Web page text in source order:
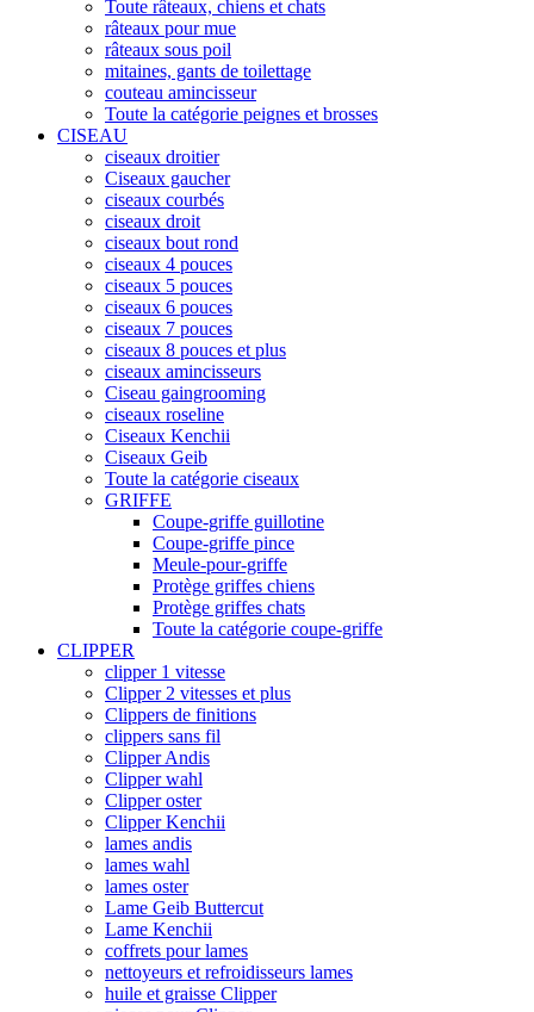
Toute râteaux, chiens et chats
râteaux pour mue
râteaux sous poil
mitaines, gants de toilettage
couteau amincisseur
Toute la catégorie peignes et brosses
CISEAU
ciseaux droitier
Ciseaux gaucher
ciseaux courbés
ciseaux droit
ciseaux bout rond
ciseaux 4 pouces
ciseaux 5 pouces
ciseaux 6 pouces
ciseaux 7 pouces
ciseaux 8 pouces et plus
ciseaux amincisseurs
Ciseau gaingrooming
ciseaux roseline
Ciseaux Kenchii
Ciseaux Geib
Toute la catégorie ciseaux
GRIFFE
Coupe-griffe guillotine
Coupe-griffe pince
Meule-pour-griffe
Protège griffes chiens
Protège griffes chats
Toute la catégorie coupe-griffe
CLIPPER
clipper 1 vitesse
Clipper 2 vitesses et plus
Clippers de finitions
clippers sans fil
Clipper Andis
Clipper wahl
Clipper oster
Clipper Kenchii
lames andis
lames wahl
lames oster
Lame Geib Buttercut
Lame Kenchii
coffrets pour lames
nettoyeurs et refroidisseurs lames
huile et graisse Clipper